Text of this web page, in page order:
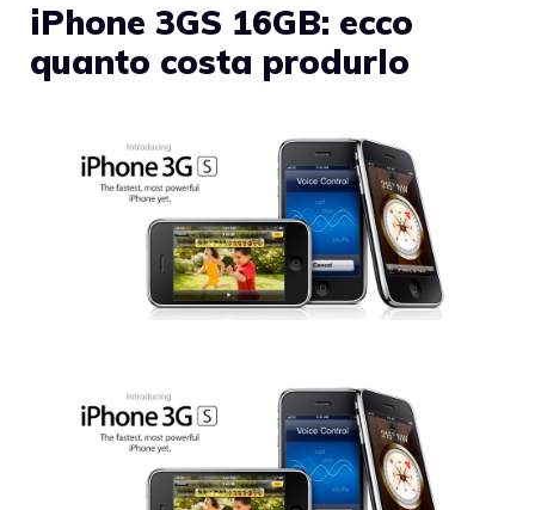
iPhone 3GS 16GB: ecco
quanto costa produrlo